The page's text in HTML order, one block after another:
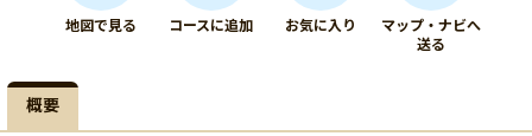
地図で見る コースに追加 お気に入り
マップ・ナビへ
送る
概要